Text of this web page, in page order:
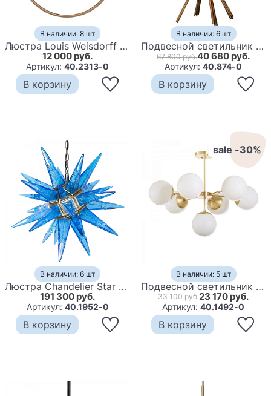
В наличии: 8 шт
Люстра Louis Weisdorff Multi-lite Pendant White
12 000 руб.
Артикул:40.2313-0
В корзину
В наличии: 6 шт
Подвесной светильник Gothic Star Chandelier
67 800 руб.40 680 руб.
Артикул:40.874-0
В корзину
В наличии: 6 шт
Люстра Chandelier Star Blue
191 300 руб.
Артикул: 40.1952-0
В корзину
sale -30%
В наличии: 5 шт
Подвесной светильник Copper Light Chandelier 7
33 100 руб.23 170 руб.
Артикул:40.1492-0
В корзину